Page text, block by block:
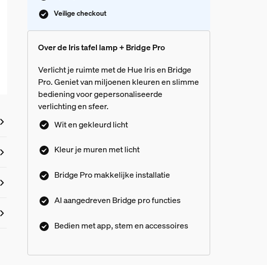
Veilige checkout
Over de Iris tafel lamp + Bridge Pro
Verlicht je ruimte met de Hue Iris en Bridge
Pro. Geniet van miljoenen kleuren en slimme
bediening voor gepersonaliseerde
verlichting en sfeer.
Wit en gekleurd licht
Kleur je muren met licht
Bridge Pro makkelijke installatie
AI aangedreven Bridge pro functies
Bedien met app, stem en accessoires